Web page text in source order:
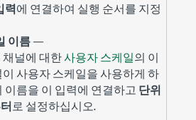
력에 연결하여 실행 순서를 지정
이름—
채널에 대한사용자 스케일의 이
사용자 스케일을 사용하게 하
이름을 이 입력에 연결하고 단위
로 설정하십시오.